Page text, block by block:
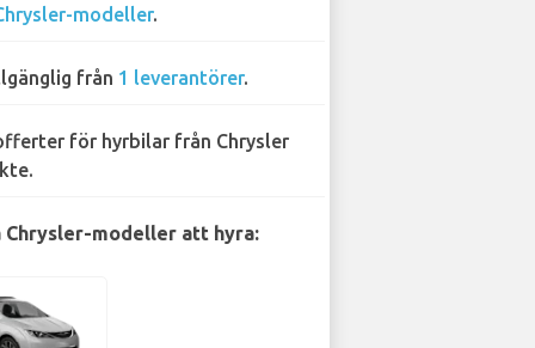
modeller.
från 1 leverantörer.
för hyrbilar från Chrysler
Chrysler-modeller att hyra: